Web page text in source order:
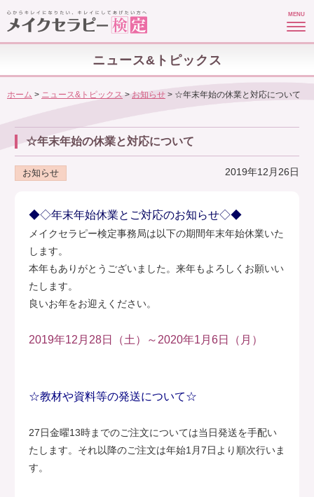
MENU
ニュース&トピックス
ホーム > ニュース&トピックス > お知らせ > ☆年末年始の休業と対応について
☆年末年始の休業と対応について
お知らせ 2019年12月26日
◆◇年末年始休業とご対応のお知らせ◇◆
メイクセラピー検定事務局は以下の期間年末年始休業いた
します。
本年もありがとうございました。来年もよろしくお願いい
たします。
良いお年をお迎えください。
2019年12月28日（土）～2020年1月6日（月）
☆教材や資料等の発送について☆
27日金曜13時までのご注文については当日発送を手配い
たします。それ以降のご注文は年始1月7日より順次行いま
す。